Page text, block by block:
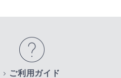
ご利用ガイド